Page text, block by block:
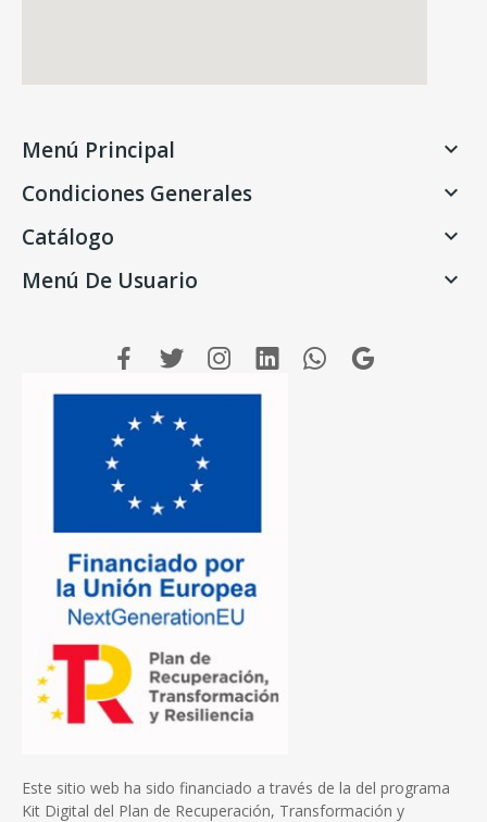
Menú Principal 
Condiciones Generales 
Catálogo 
Menú De Usuario 
Este sitio web ha sido financiado a través de la del programa
Kit Digital del Plan de Recuperación, Transformación y